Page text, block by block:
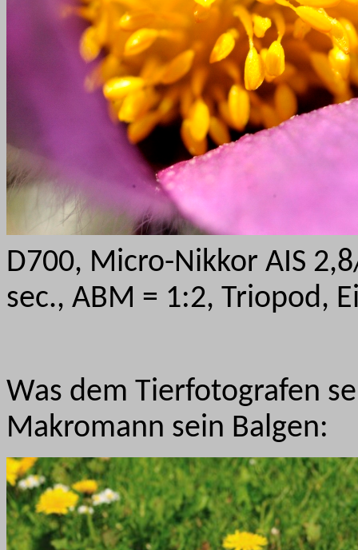
D700, Micro-Nikkor AIS
sec., ABM = 1:2, Triopod,
Was dem Tierfotografen
Makromann sein Balgen: